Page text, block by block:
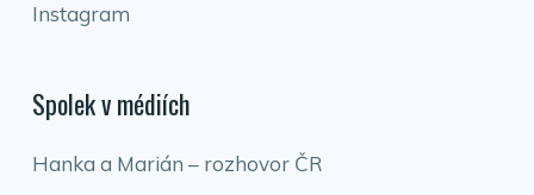
Instagram
Spolek v médiích
Hanka a Marián – rozhovor ČR